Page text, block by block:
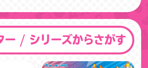
ー / シリーズからさがす